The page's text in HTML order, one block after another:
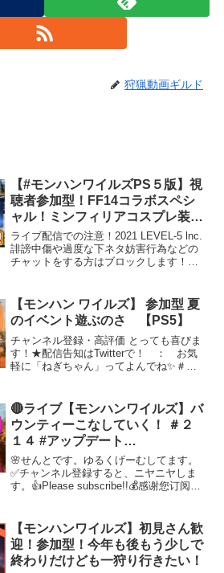
狩猟動画ギルド
【#モンハンワイルズPS５版】視
聴者参加型！FF14コラボスペシ
ャル！ミンフィリアコスプレ装備
で強護石出していこうマルチライ
ブ配信！
ライブ配信での注意！2021 LEVEL-5 lnc.
誹謗中傷や過度な下ネタ妨害行為などの
チャットをする方はブロックします！ま
信交換やマルチ行為、対戦などは禁止し
ます！...
【モンハン ワイルズ】 参加型 夏
のイベント遊ぶのさ 【PS5】
チャンネル登録・高評価 とっても喜びま
す！★配信告知はTwitterで！ ： お気
軽に「ねぎちゃん」ってよんでね✨＃モ
【参加希望】 【おかわり】 とコメン
トをお願いします...
🔴ライブ【モンハンワイルズ】バ
ウンティーこなしていく！ ＃２
１４ #アップデート
#monsterhunterwilds
🌸せんとです。ゆるくげーむしてます。
✅チャンネル登録すると、ニヤニヤしま
す。👍Please subscribe!!💰感谢您订阅视
✅Twitter▶️ ※フォローしてねぇ😆時計...
【モンハンワイルズ】初見さん歓
迎！参加型！今年も後もう少しで
終わりだけども一狩り行きたい！